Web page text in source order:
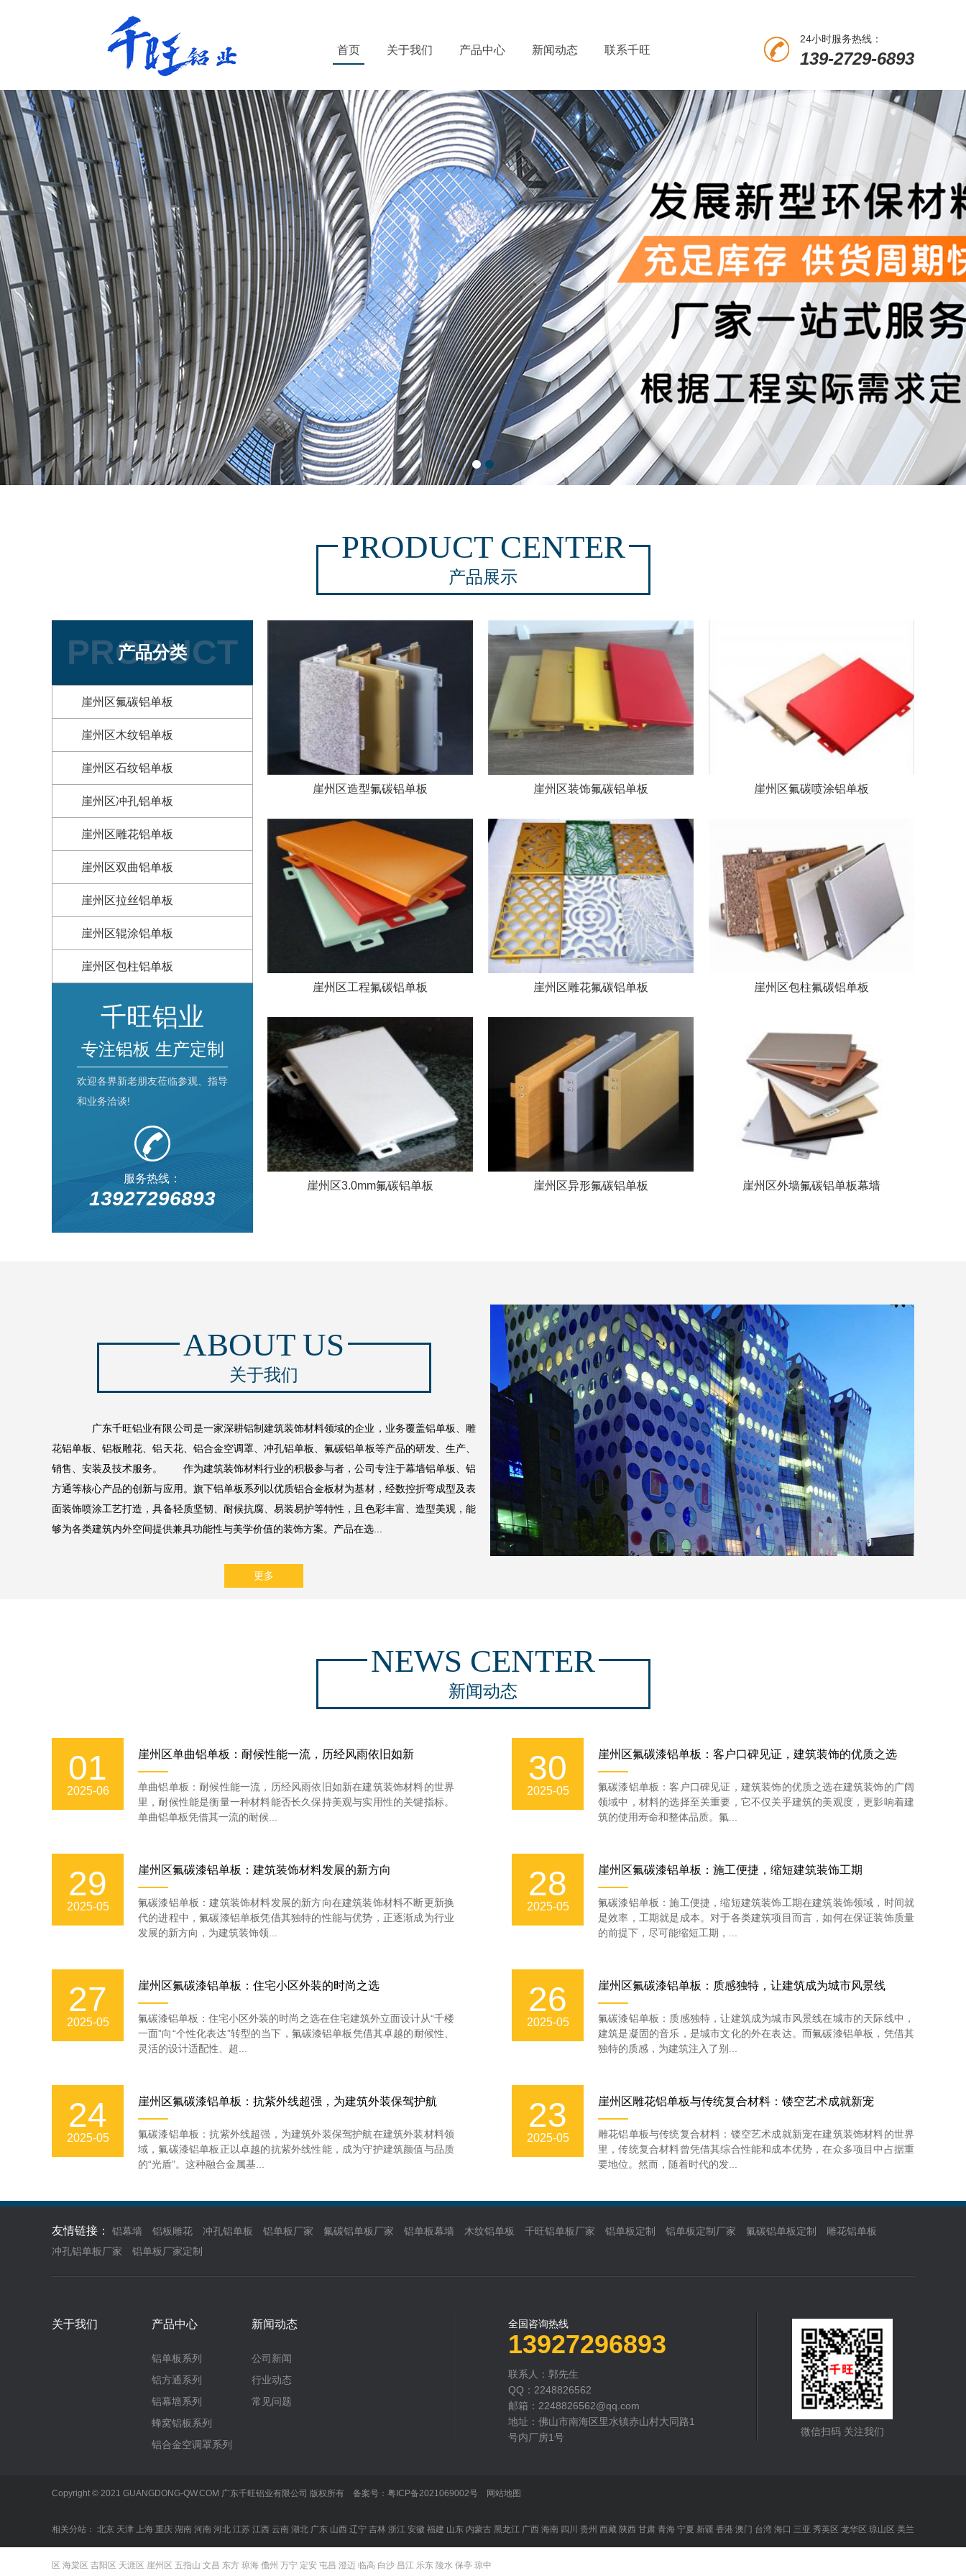
首页 关于我们 产品中心 新闻动态 联系千旺
24小时服务热线：
139-2729-6893
PRODUCT CENTER
产品展示
PRODUCT
产品分类
崖州区氟碳铝单板
崖州区木纹铝单板
崖州区石纹铝单板
崖州区冲孔铝单板
崖州区雕花铝单板
崖州区双曲铝单板
崖州区拉丝铝单板
崖州区辊涂铝单板
崖州区包柱铝单板
千旺铝业
专注铝板 生产定制
欢迎各界新老朋友莅临参观、指导
和业务洽谈!
服务热线：
13927296893
崖州区造型氟碳铝单板 崖州区装饰氟碳铝单板 崖州区氟碳喷涂铝单板
崖州区工程氟碳铝单板 崖州区雕花氟碳铝单板 崖州区包柱氟碳铝单板
崖州区3.0mm氟碳铝单板 崖州区异形氟碳铝单板 崖州区外墙氟碳铝单板幕墙
ABOUT US
关于我们
广东千旺铝业有限公司是一家深耕铝制建筑装饰材料领域的企业，业务覆盖铝单板、雕
花铝单板、铝板雕花、铝天花、铝合金空调罩、冲孔铝单板、氟碳铝单板等产品的研发、生产、
销售、安装及技术服务。 作为建筑装饰材料行业的积极参与者，公司专注于幕墙铝单板、铝
方通等核心产品的创新与应用。旗下铝单板系列以优质铝合金板材为基材，经数控折弯成型及表
面装饰喷涂工艺打造，具备轻质坚韧、耐候抗腐、易装易护等特性，且色彩丰富、造型美观，能
够为各类建筑内外空间提供兼具功能性与美学价值的装饰方案。产品在选...
更多
NEWS CENTER
新闻动态
01
2025-06
崖州区单曲铝单板：耐候性能一流，历经风雨依旧如新
单曲铝单板：耐候性能一流，历经风雨依旧如新在建筑装饰材料的世界
里，耐候性能是衡量一种材料能否长久保持美观与实用性的关键指标。
单曲铝单板凭借其一流的耐候...
30
2025-05
崖州区氟碳漆铝单板：客户口碑见证，建筑装饰的优质之选
氟碳漆铝单板：客户口碑见证，建筑装饰的优质之选在建筑装饰的广阔
领域中，材料的选择至关重要，它不仅关乎建筑的美观度，更影响着建
筑的使用寿命和整体品质。氟...
29
2025-05
崖州区氟碳漆铝单板：建筑装饰材料发展的新方向
氟碳漆铝单板：建筑装饰材料发展的新方向在建筑装饰材料不断更新换
代的进程中，氟碳漆铝单板凭借其独特的性能与优势，正逐渐成为行业
发展的新方向，为建筑装饰领...
28
2025-05
崖州区氟碳漆铝单板：施工便捷，缩短建筑装饰工期
氟碳漆铝单板：施工便捷，缩短建筑装饰工期在建筑装饰领域，时间就
是效率，工期就是成本。对于各类建筑项目而言，如何在保证装饰质量
的前提下，尽可能缩短工期，...
27
2025-05
崖州区氟碳漆铝单板：住宅小区外装的时尚之选
氟碳漆铝单板：住宅小区外装的时尚之选在住宅建筑外立面设计从“千楼
一面”向“个性化表达”转型的当下，氟碳漆铝单板凭借其卓越的耐候性、
灵活的设计适配性、超...
26
2025-05
崖州区氟碳漆铝单板：质感独特，让建筑成为城市风景线
氟碳漆铝单板：质感独特，让建筑成为城市风景线在城市的天际线中，
建筑是凝固的音乐，是城市文化的外在表达。而氟碳漆铝单板，凭借其
独特的质感，为建筑注入了别...
24
2025-05
崖州区氟碳漆铝单板：抗紫外线超强，为建筑外装保驾护航
氟碳漆铝单板：抗紫外线超强，为建筑外装保驾护航在建筑外装材料领
域，氟碳漆铝单板正以卓越的抗紫外线性能，成为守护建筑颜值与品质
的“光盾”。这种融合金属基...
23
2025-05
崖州区雕花铝单板与传统复合材料：镂空艺术成就新宠
雕花铝单板与传统复合材料：镂空艺术成就新宠在建筑装饰材料的世界
里，传统复合材料曾凭借其综合性能和成本优势，在众多项目中占据重
要地位。然而，随着时代的发...
友情链接： 铝幕墙 铝板雕花 冲孔铝单板 铝单板厂家 氟碳铝单板厂家 铝单板幕墙 木纹铝单板 千旺铝单板厂家 铝单板定制 铝单板定制厂家 氟碳铝单板定制
雕花铝单板
冲孔铝单板厂家
铝单板厂家定制
关于我们 产品中心
铝单板系列
铝方通系列
铝幕墙系列
蜂窝铝板系列
铝合金空调罩系列
新闻动态
公司新闻
行业动态
常见问题
全国咨询热线
13927296893
联系人：郭先生
QQ：2248826562
邮箱：2248826562@qq.com
地址：佛山市南海区里水镇赤山村大同路1
号内厂房1号
微信扫码 关注我们
Copyright © 2021 GUANGDONG-QW.COM 广东千旺铝业有限公司 版权所有 备案号： 粤ICP备2021069002号 网站地图
相关分站： 北京 天津 上海 重庆 湖南 河南 河北 江苏 江西 云南 湖北 广东 山西 辽宁 吉林 浙江 安徽 福建 山东 内蒙古 黑龙江 广西 海南 四川 贵州 西藏 陕西 甘肃 青海 宁夏 新疆 香港 澳门 台湾 海口 三亚 秀英区 龙华区 琼山区 美兰
区 海棠区 吉阳区 天涯区 崖州区 五指山 文昌 东方 琼海 儋州 万宁 定安 屯昌 澄迈 临高 白沙 昌江 乐东 陵水 保亭 琼中